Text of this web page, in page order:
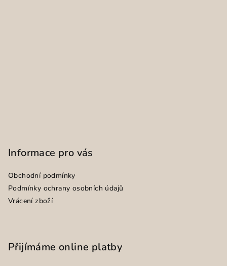
Informace pro vás
Obchodní podmínky
Podmínky ochrany osobních údajů
Vrácení zboží
Přijímáme online platby